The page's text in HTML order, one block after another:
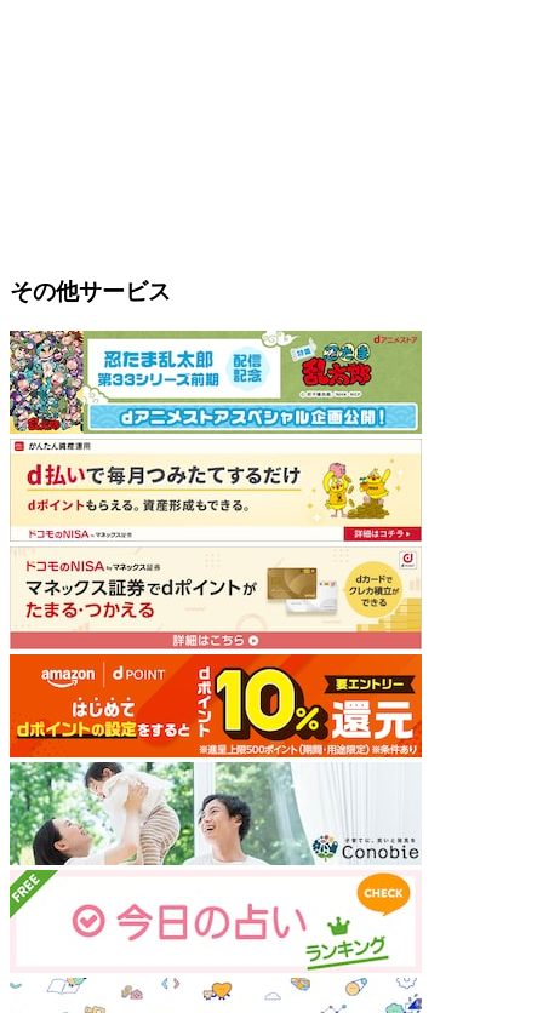
その他サービス